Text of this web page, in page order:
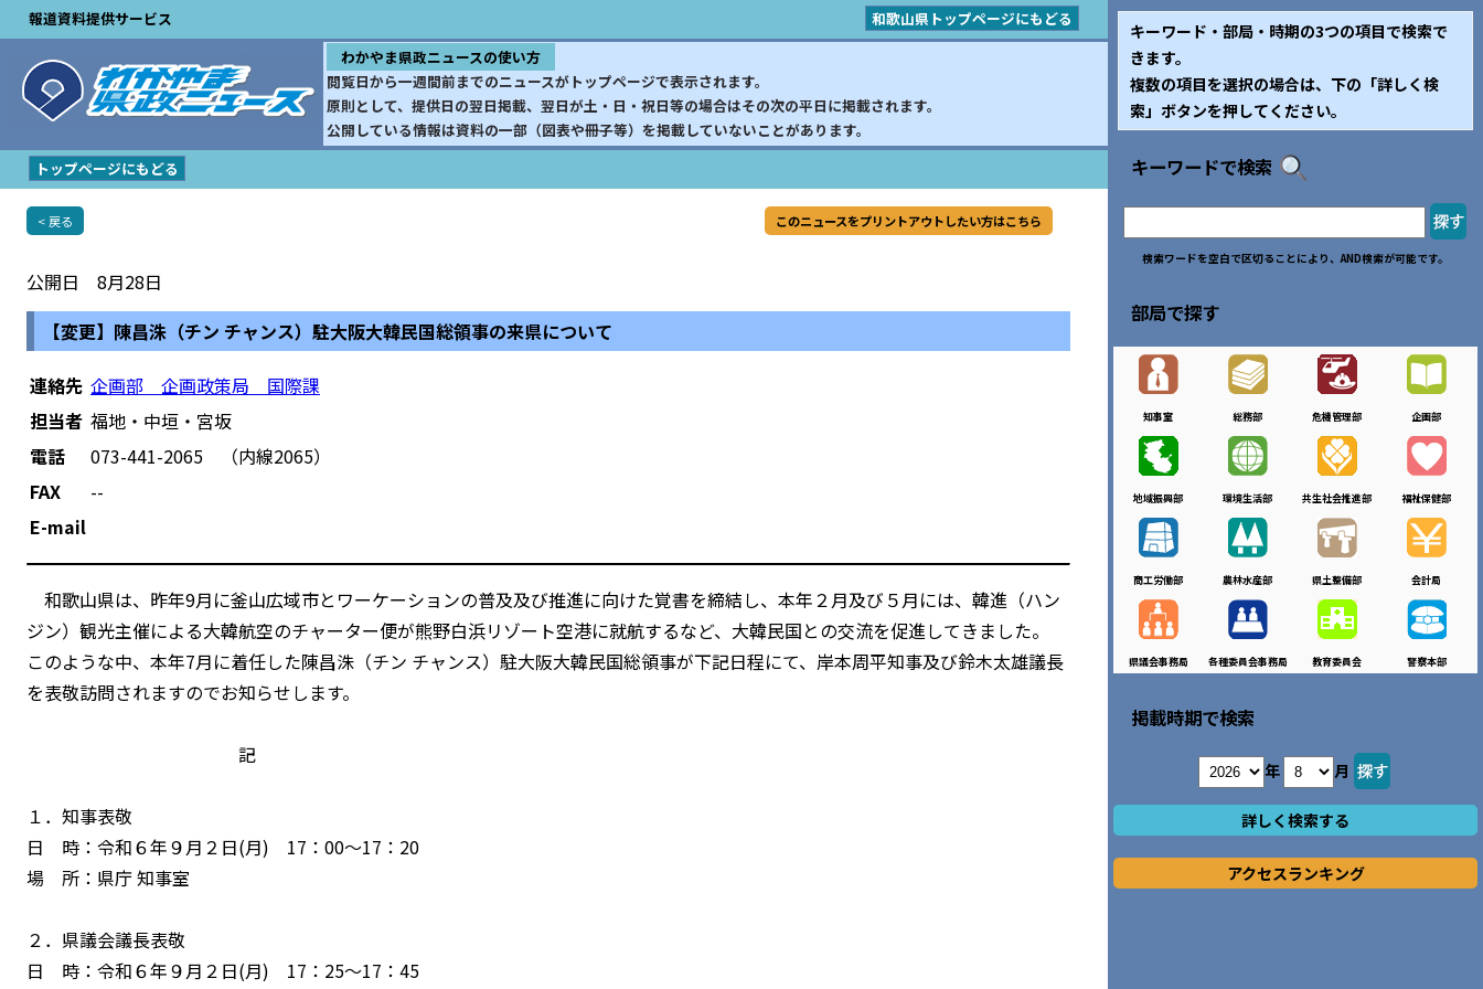
報道資料提供サービス
和歌山県トップページにもどる
わかやま県政ニュースの使い方
閲覧日から一週間前までのニュースがトップページで表示されます。
原則として、提供日の翌日掲載、翌日が土・日・祝日等の場合はその次の平日に掲載されます。
公開している情報は資料の一部（図表や冊子等）を掲載していないことがあります。
トップページにもどる
< 戻る このニュースをプリントアウトしたい方はこちら
公開日 8月28日
【変更】陳昌洙（チン チャンス）駐大阪大韓民国総領事の来県について
連絡先 企画部 企画政策局 国際課
担当者 福地・中垣・宮坂
電話
073-441-2065 （内線2065）
FAX
--
E-mail
和歌山県は、昨年9月に釜山広域市とワーケーションの普及及び推進に向けた覚書を締結し、本年２月及び５月には、韓進（ハン
ジン）観光主催による大韓航空のチャーター便が熊野白浜リゾート空港に就航するなど、大韓民国との交流を促進してきました。
このような中、本年7月に着任した陳昌洙（チン チャンス）駐大阪大韓民国総領事が下記日程にて、岸本周平知事及び鈴木太雄議長
を表敬訪問されますのでお知らせします。
記
１．知事表敬
日 時：令和６年９月２日(月) 17：00～17：20
場 所：県庁 知事室
２．県議会議長表敬
日 時：令和６年９月２日(月) 17：25～17：45
キーワード・部局・時期の3つの項目で検索で
きます。
複数の項目を選択の場合は、下の「詳しく検
索」ボタンを押してください。
キーワードで検索
検索ワードを空白で区切ることにより、AND検索が可能です。
部局で探す
知事室 総務部 危機管理部 企画部
地域振興部 環境生活部 共生社会推進部 福祉保健部
商工労働部 農林水産部 県土整備部 会計局
県議会事務局 各種委員会事務局 教育委員会 警察本部
掲載時期で検索
年 月
詳しく検索する
アクセスランキング